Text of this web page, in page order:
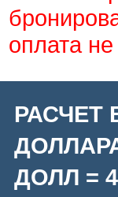
оплата
РАСЧЕТ
ДОЛЛ =